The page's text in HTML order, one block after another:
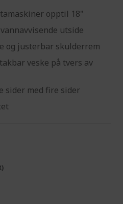
opptil 18"
utside
og justerbar skulderrem
veske på tvers av
sider med fire sider